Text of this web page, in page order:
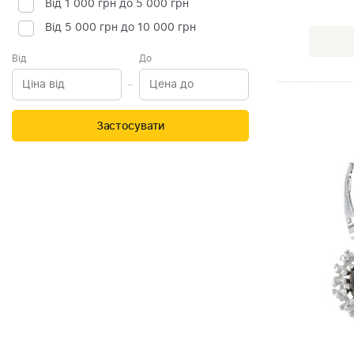
Від 1 000 грн до 5 000 грн
Від 5 000 грн до 10 000 грн
Від До
Застосувати